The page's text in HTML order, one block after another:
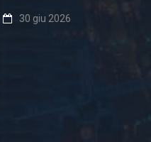
30 giu 2026